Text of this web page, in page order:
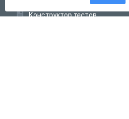
Конструктор тестов